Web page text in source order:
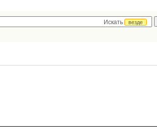
Искать
везде